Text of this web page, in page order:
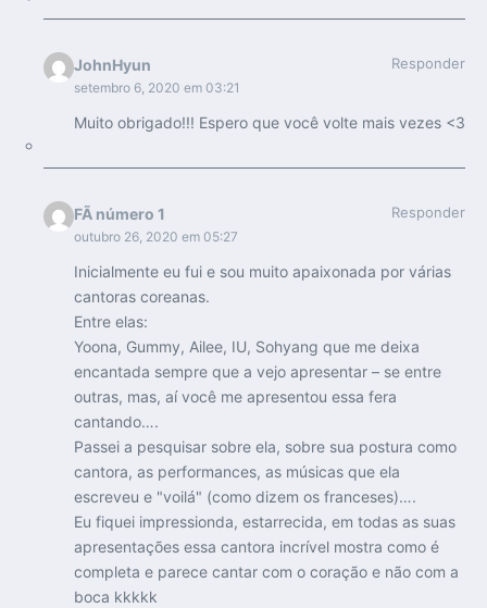
JohnHyun
setembro 6, 2020 em 03:21
Responder
Muito obrigado!!! Espero que você volte mais vezes <3
FÃ número 1
outubro 26, 2020 em 05:27
Responder
Inicialmente eu fui e sou muito apaixonada por várias
cantoras coreanas.
Entre elas:
Yoona, Gummy, Ailee, IU, Sohyang que me deixa
encantada sempre que a vejo apresentar – se entre
outras, mas, aí você me apresentou essa fera
cantando….
Passei a pesquisar sobre ela, sobre sua postura como
cantora, as performances, as músicas que ela
escreveu e "voilá" (como dizem os franceses)….
Eu fiquei impressionda, estarrecida, em todas as suas
apresentações essa cantora incrível mostra como é
completa e parece cantar com o coração e não com a
boca kkkkk